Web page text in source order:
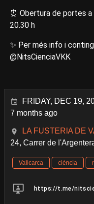
⏰ Obertura de portes
20.30 h
✨ Per més info i
@NitsCienciaVKK
FRIDAY, DEC 19,
7 months ago
LA FUSTERIA DE
24, Carrer de
Vallcarca ciència
https://t.me/